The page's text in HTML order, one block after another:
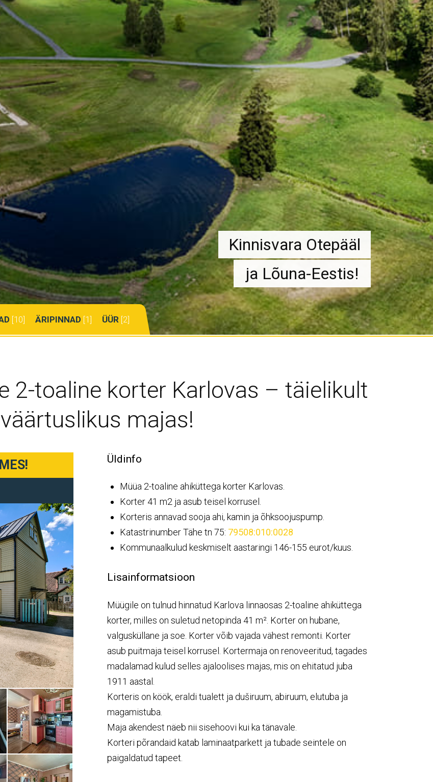
Kinnisvara Otepääl
ja Lõuna-Eestis!
[10] ÄRIPINNAD [1] ÜÜR [2]
2-toaline korter Karlovas – täielikult
majas!
Üldinfo
Müüa 2-toaline ahiküttega korter Karlovas.
Korter 41 m2 ja asub teisel korrusel.
Korteris annavad sooja ahi, kamin ja õhksoojuspump.
Katastrinumber Tähe tn 75: 79508:010:0028
Kommunaalkulud keskmiselt aastaringi 146-155 eurot/kuus.
Lisainformatsioon
Müügile on tulnud hinnatud Karlova linnaosas 2-toaline ahiküttega
korter, milles on suletud netopinda 41 m². Korter on hubane,
valgusküllane ja soe. Korter võib vajada vähest remonti. Korter
asub puitmaja teisel korrusel. Kortermaja on renoveeritud, tagades
madalamad kulud selles ajaloolises majas, mis on ehitatud juba
1911 aastal.
Korteris on köök, eraldi tualett ja duširuum, abiruum, elutuba ja
magamistuba.
Maja akendest näeb nii sisehoovi kui ka tänavale.
Korteri põrandaid katab laminaatparkett ja tubade seintele on
paigaldatud tapeet.